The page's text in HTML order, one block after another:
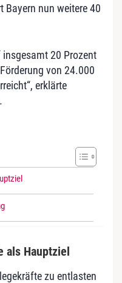
Bayern nun weitere 40
20 Prozent
von 24.000
erklärte
als Hauptziel
zu entlasten